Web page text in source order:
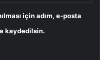
için adım, e-posta
kaydedilsin.